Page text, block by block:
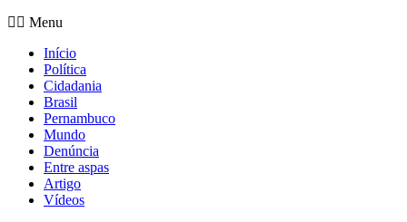
Menu
Início
Política
Cidadania
Brasil
Pernambuco
Mundo
Denúncia
Entre aspas
Artigo
Vídeos